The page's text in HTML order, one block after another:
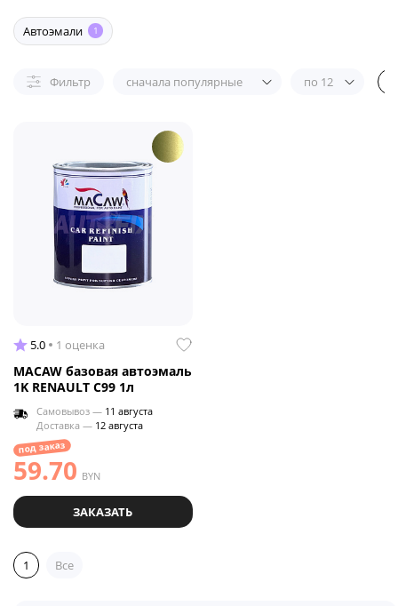
Автоэмали 1
Фильтр сначала популярные по 12
5.0 1 оценка
MACAW базовая автоэмаль
1K RENAULT C99 1л
Самовывоз — 11 августа
Доставка — 12 августа
под заказ
59.70 BYN
ЗАКАЗАТЬ
1 Все